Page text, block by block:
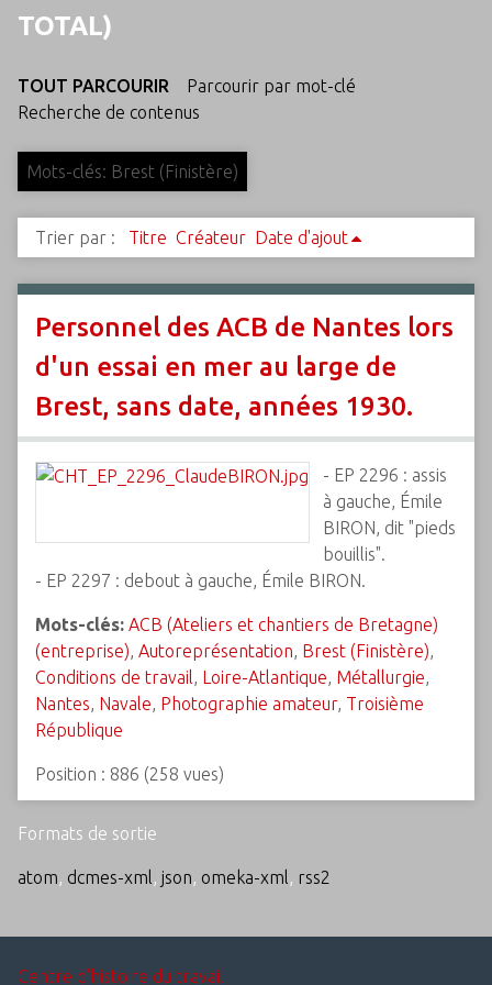
TOTAL)
TOUT PARCOURIR
Parcourir par mot-clé
Recherche de contenus
Mots-clés: Brest (Finistère)
Trier par : Titre Créateur Date d'ajout
Personnel des ACB de Nantes lors
d'un essai en mer au large de
Brest, sans date, années 1930.
- EP 2296 : assis
à gauche, Émile
BIRON, dit "pieds
bouillis".
- EP 2297 : debout à gauche, Émile BIRON.
Mots-clés: ACB (Ateliers et chantiers de Bretagne)
(entreprise), Autoreprésentation, Brest (Finistère),
Conditions de travail, Loire-Atlantique, Métallurgie,
Nantes, Navale, Photographie amateur, Troisième
République
Position : 886 (258 vues)
Formats de sortie
atom, dcmes-xml, json, omeka-xml, rss2
Centre d'histoire du travail